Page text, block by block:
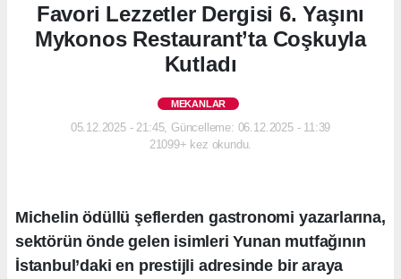
Favori Lezzetler Dergisi 6. Yaşını
Mykonos Restaurant’ta Coşkuyla
Kutladı
MEKANLAR
05.12.2025 - 21:45, Güncelleme: 06.12.2025 - 11:39
21099+ kez okundu.
Michelin ödüllü şeflerden gastronomi yazarlarına,
sektörün önde gelen isimleri Yunan mutfağının
İstanbul’daki en prestijli adresinde bir araya